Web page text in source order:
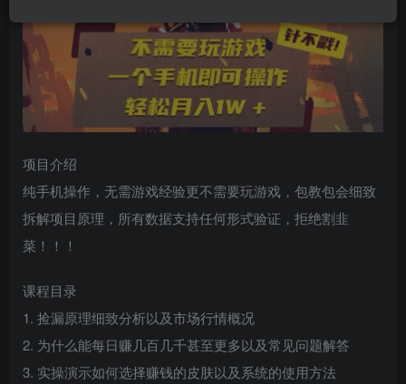
项目介绍
纯手机操作，无需游戏经验更不需要玩游戏，包教包会细致
拆解项目原理，所有数据支持任何形式验证，拒绝割韭
菜！！！
课程目录
1. 捡漏原理细致分析以及市场行情概况
2. 为什么能每日赚几百几千甚至更多以及常见问题解答
3. 实操演示如何选择赚钱的皮肤以及系统的使用方法